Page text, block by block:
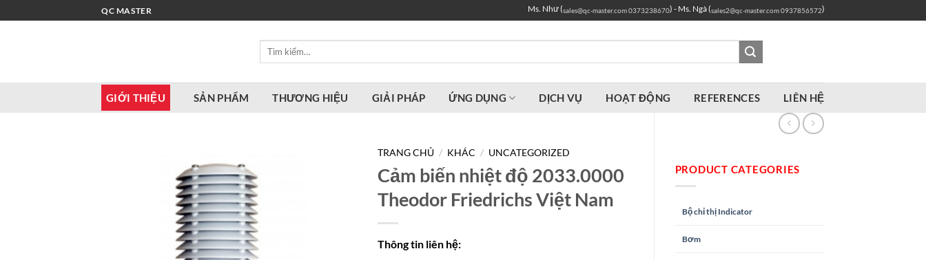
qua
QC MASTER Ms. Như (sales@qc-master.com0373238670) - Ms. Ngà (sales2@qc-master.com0937856572)
Tìm
GIỚI THIỆU SẢN PHẨM THƯƠNG HIỆU GIẢI PHÁP ỨNG DỤNG DỊCH VỤ HOẠT ĐỘNG REFERENCES LIÊN HỆ
PRODUCT CATEGORIES
Bộ chỉ thị Indicator
Bơm
TRANG CHỦ / KHÁC / UNCATEGORIZED
Cảm biến nhiệt độ 2033.0000
Theodor Friedrichs Việt Nam
Thông tin liên hệ: